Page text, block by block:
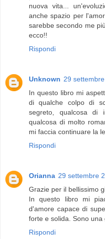
nuova vita...
anche spazio per
sarebbe secondo me
ecco!!
Rispondi
Unknown 29
In questo libro mi
di qualche colpo di
segreto, qualcosa di
qualcosa di molto
mi faccia continuare la
Rispondi
Orianna 29 settembre
Grazie per il bellissimo
In questo libro mi
d'amore capace di
forte e solida. Sono una
Rispondi